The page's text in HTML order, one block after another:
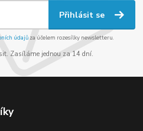
Přihlásit se
údajůza účelem rozesílky newsletteru.
Zasíláme jednou za 14 dní.